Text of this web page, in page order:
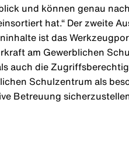
und können genau
hat.“ Der zweite
ist das
am Gewerblichen
auch die
Schulzentrum als
Betreuung